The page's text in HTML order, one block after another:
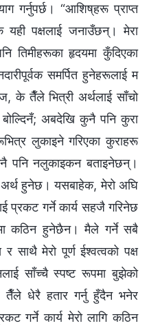
गर्नुपर्छ। “आशिष्‌हरू प्राप्त
यही पक्षलाई जनाउँछन्। मेरा
हृदयमा कुँदिएका
समर्पित हुनेहरूलाई म
तैँले भित्री अर्थलाई साँचो
अबदेखि कुनै पनि कुरा
लुकाइने गरिएका कुराहरू
पनि नलुकाइकन बताइनेछन्।
हुनेछ। यसबाहेक, मेरो अघि
प्रकट गर्ने कार्य सहजै गरिनेछ
कठिन हुनेछैन। मैले गर्ने सबै
र साथै मेरो पूर्ण ईश्‍वत्वको पक्ष
साँच्‍चै स्पष्ट रूपमा बुझेको
तैँले धेरै हतार गर्नु हुँदैन भनेर
गर्ने कार्य मेरो लागि कठिन